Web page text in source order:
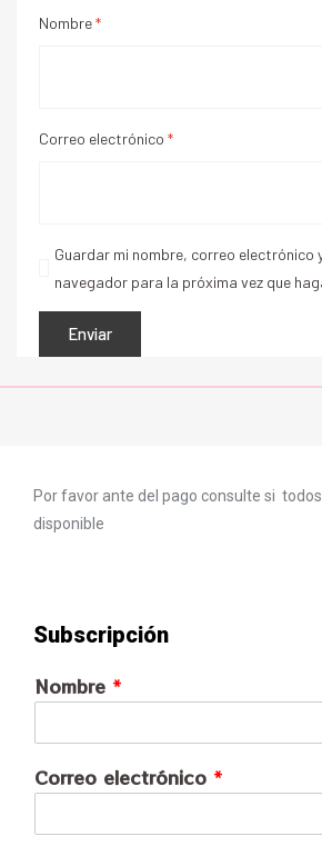
Nombre*
Correo electrónico *
Guardar mi nombre, correo electrónico
navegador para la próxima vez que
Por favor ante del pago consulte si
disponible
Subscripción
Nombre *
Correo electrónico *